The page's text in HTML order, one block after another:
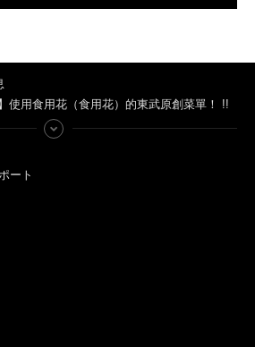
使用食用花（食用花）的東武原創菜單！ !!
ート